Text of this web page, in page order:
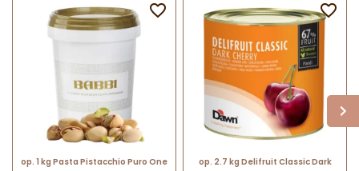
op. 1 kg Pasta Pistacchio Puro One

op. 2.7 kg Delifruit Classic Dark
